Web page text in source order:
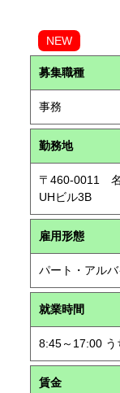
NEW
募集職種
事務
勤務地
〒460-0011
UHビル3B
雇用形態
パート・アル
就業時間
8:45～17:00 う
賃金